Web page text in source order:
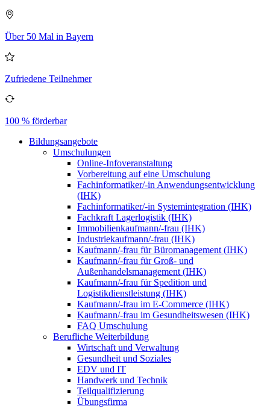
Über 50 Mal in Bayern
Zufriedene Teilnehmer
100 % förderbar
Bildungsangebote
Umschulungen
Online-Infoveranstaltung
Vorbereitung auf eine Umschulung
Fachinformatiker/-in Anwendungsentwicklung
(IHK)
Fachinformatiker/-in Systemintegration (IHK)
Fachkraft Lagerlogistik (IHK)
Immobilienkaufmann/-frau (IHK)
Industriekaufmann/-frau (IHK)
Kaufmann/-frau für Büromanagement (IHK)
Kaufmann/-frau für Groß- und
Außenhandelsmanagement (IHK)
Kaufmann/-frau für Spedition und
Logistikdienstleistung (IHK)
Kaufmann/-frau im E-Commerce (IHK)
Kaufmann/-frau im Gesundheitswesen (IHK)
FAQ Umschulung
Berufliche Weiterbildung
Wirtschaft und Verwaltung
Gesundheit und Soziales
EDV und IT
Handwerk und Technik
Teilqualifizierung
Übungsfirma